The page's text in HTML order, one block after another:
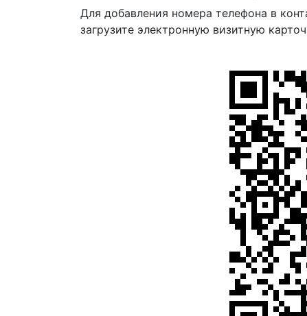
Для добавления номера телефона в
загрузите электронную визитную